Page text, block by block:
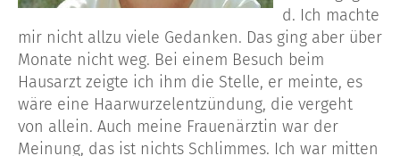
d. Ich machte
mir nicht allzu viele Gedanken. Das ging aber über
Monate nicht weg. Bei einem Besuch beim
Hausarzt zeigte ich ihm die Stelle, er meinte, es
wäre eine Haarwurzelentzündung, die vergeht
von allein. Auch meine Frauenärztin war der
Meinung, das ist nichts Schlimmes. Ich war mitten